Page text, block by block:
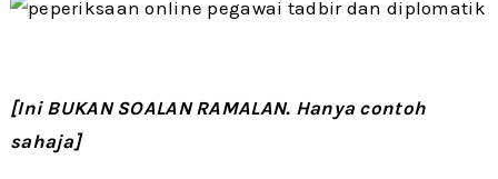
[Ini BUKAN SOALAN RAMALAN. Hanya contoh
sahaja]